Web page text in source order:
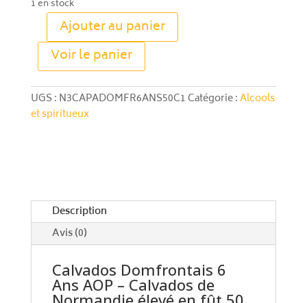
1 en stock
quantité
Calvados
6
Ans
Ajouter au panier
Voir le panier
A
l
e
e
:
UGS : N3CAPADOMFR6ANS50C1Catégorie :Alcools
et spiritueux
Description
Avis (0)
Calvados Domfrontais 6
Ans AOP – Calvados de